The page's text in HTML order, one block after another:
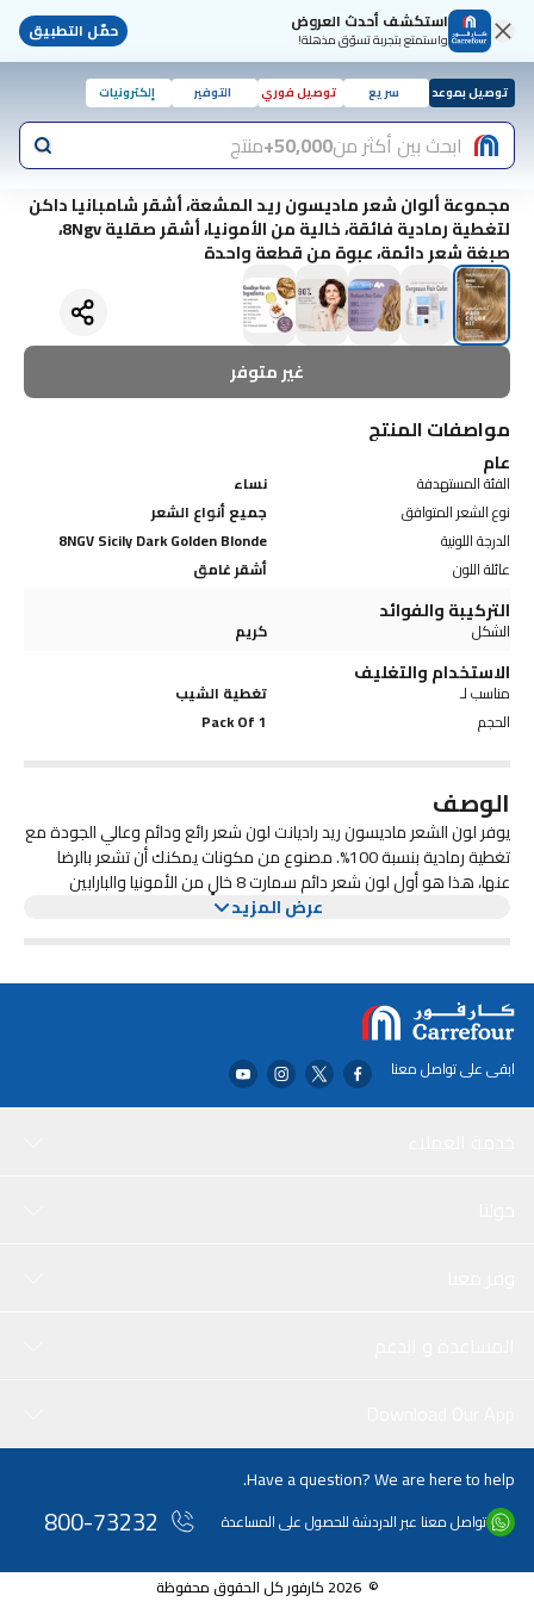
استكشف أحدث العروض
واستمتع بتجربة تسوّق مذهلة! حمّل التطبيق
توصيل بموعد سريع توصيل فوري التوفير إلكترونيات
ابحث بين أكثر من50,000+ منتج
مجموعة ألوان شعر ماديسون ريد المشعة، أشقر شامبانيا داكن
لتغطية رمادية فائقة، خالية من الأمونيا، أشقر صقلية 8Ngv،
صبغة شعر دائمة، عبوة من قطعة واحدة
غير متوفر
مواصفات المنتج
عام
الفئة المستهدفة
نساء
نوع الشعر المتوافق
جميع أنواع الشعر
الدرجة اللونية
8NGV Sicily Dark Golden Blonde
عائلة اللون
أشقر غامق
التركيبة والفوائد
الشكل كريم
الاستخدام والتغليف
مناسب لـ
تغطية الشيب
الحجم
Pack Of 1
الوصف
يوفر لون الشعر ماديسون ريد راديانت لون شعر رائع ودائم وعالي الجودة مع
تغطية رمادية بنسبة 100%. مصنوع من مكونات يمكنك أن تشعر بالرضا
عنها، هذا هو أول لون شعر دائم سمارت 8 خالٍ من الأمونيا والبارابين
على درجتين من لونك الطبيعي.
عرض المزيد
ابقى على تواصل معنا
Have a question? We are here to help.
تواصل معنا عبر الدردشة للحصول على المساعدة 800-73232
© 2026 كارفور كل الحقوق محفوظة